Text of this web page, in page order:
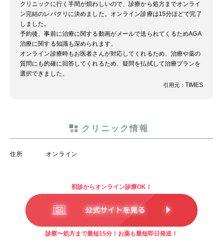
クリニックに行く手間が煩わしいので、診療から処方までオンライ
ン完結のレバクリに決めました。オンライン診療は15分ほどで完了
しました。
予約後、事前に治療に関する動画がメールで送られてくるためAGA
治療に関する知識も深められます。
オンライン診療時もお医者さんが対応してくれるため、治療や薬の
質問にも的確に回答してくれるため、疑問を払拭して治療プランを
選択できました。
引用元： TIMES
クリニック情報
住所 オンライン
初診からオンライン診療OK！
診察〜処方まで最短15分！お薬も最短即日発送！